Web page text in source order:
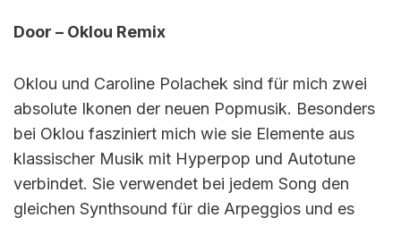
Door – Oklou Remix
Oklou und Caroline Polachek sind für mich zwei
absolute Ikonen der neuen Popmusik. Besonders
bei Oklou fasziniert mich wie sie Elemente aus
klassischer Musik mit Hyperpop und Autotune
verbindet. Sie verwendet bei jedem Song den
gleichen Synthsound für die Arpeggios und es